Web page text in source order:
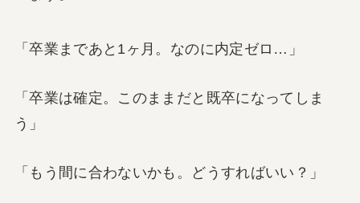
「卒業まであと1ヶ月。なのに内定ゼロ…」
「卒業は確定。このままだと既卒になってしま
う」
「もう間に合わないかも。どうすればいい？」